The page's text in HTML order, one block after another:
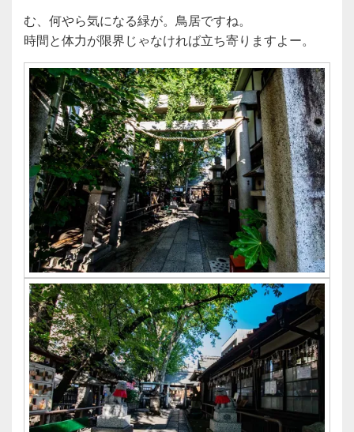
む、何やら気になる緑が。鳥居ですね。
時間と体力が限界じゃなければ立ち寄りますよー。